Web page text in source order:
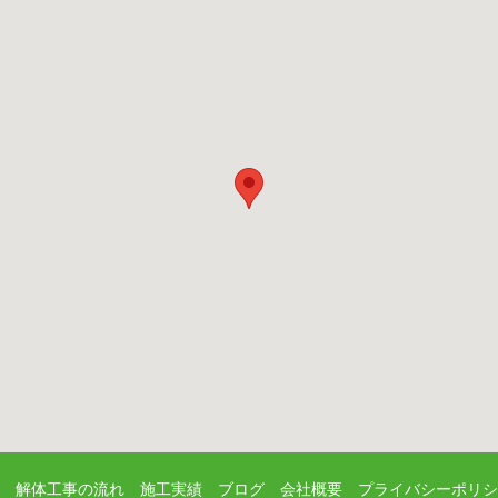
解体工事の流れ 施工実績 ブログ 会社概要 プライバシーポリ